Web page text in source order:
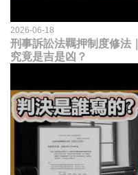
2026-06-18
刑事訴訟法羈押制度修法
究竟是吉是凶？